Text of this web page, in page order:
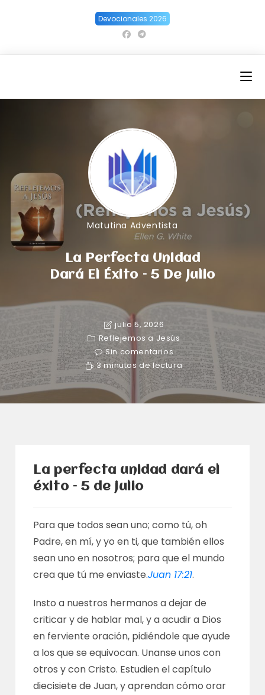
Devocionales 2026
Matutina Adventista
La Perfecta Unidad
Dará El Éxito – 5 De Julio
julio 5, 2026
Reflejemos a Jesús
Sin comentarios
3 minutos de lectura
La perfecta unidad dará el
éxito – 5 de julio
Para que todos sean uno; como tú, oh
Padre, en mí, y yo en ti, que también ellos
sean uno en nosotros; para que el mundo
crea que tú me enviaste.Juan 17:21.
Insto a nuestros hermanos a dejar de
criticar y de hablar mal, y a acudir a Dios
en ferviente oración, pidiéndole que ayude
a los que se equivocan. Unanse unos con
otros y con Cristo. Estudien el capítulo
diecisiete de Juan, y aprendan cómo orar